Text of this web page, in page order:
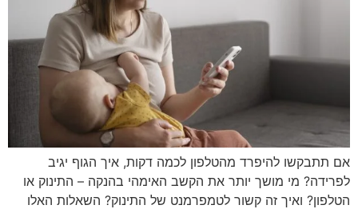
אם תתבקשו להיפרד מהטלפון לכמה דקות, איך הגוף יגיב
לפרידה? מי מושך יותר את הקשב האימהי בהנקה – התינוק או
הטלפון? ואיך זה קשור לטמפרמנט של התינוק? השאלות האלו